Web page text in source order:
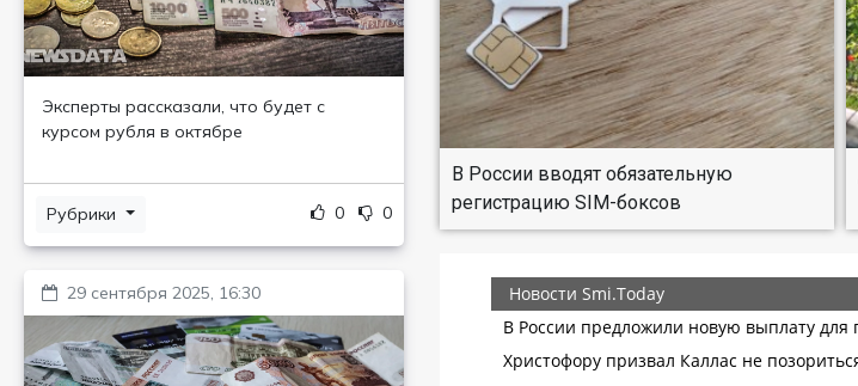
Эксперты рассказали, что будет с
курсом рубля в октябре
Рубрики 0 0
29 сентября 2025, 16:30
В России вводят обязательную
регистрацию SIM-боксов